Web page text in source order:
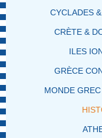
CYCLADES
CRÈTE &
ILES
GRÈCE
MONDE